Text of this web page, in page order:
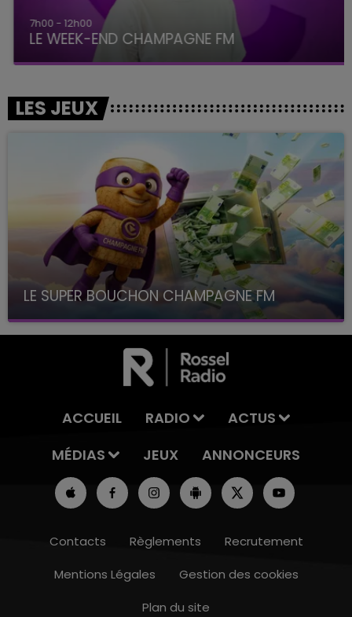
7h00 - 12h00
7h00 - 12h00
LE WEEK-END CHAMPAGNE FM
LES JEUX
LE SUPER BOUCHON CHAMPAGNE FM
avec La Famille Champagne FM, à 8H10
ACCUEIL RADIO
ACTUS
MÉDIAS
JEUX ANNONCEURS
Contacts Règlements
Recrutement
Mentions Légales
Gestion des cookies
Plan du site